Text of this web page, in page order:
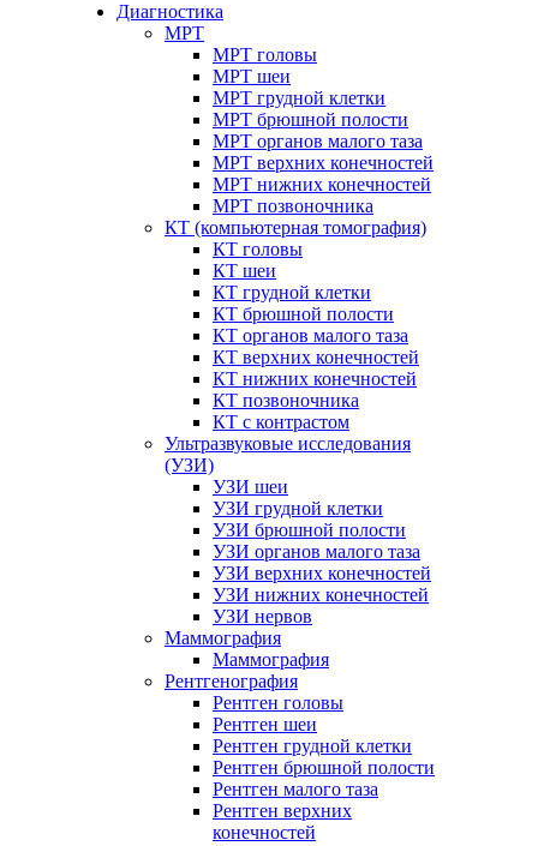
Диагностика
МРТ
МРТ головы
МРТ шеи
МРТ грудной клетки
МРТ брюшной полости
МРТ органов малого таза
МРТ верхних конечностей
МРТ нижних конечностей
МРТ позвоночника
КТ (компьютерная томография)
КТ головы
КТ шеи
КТ грудной клетки
КТ брюшной полости
КТ органов малого таза
КТ верхних конечностей
КТ нижних конечностей
КТ позвоночника
КТ с контрастом
Ультразвуковые исследования
(УЗИ)
УЗИ шеи
УЗИ грудной клетки
УЗИ брюшной полости
УЗИ органов малого таза
УЗИ верхних конечностей
УЗИ нижних конечностей
УЗИ нервов
Маммография
Маммография
Рентгенография
Рентген головы
Рентген шеи
Рентген грудной клетки
Рентген брюшной полости
Рентген малого таза
Рентген верхних
конечностей